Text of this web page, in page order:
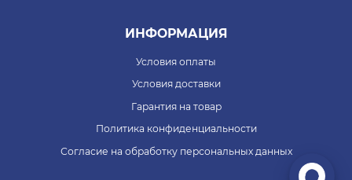
ИНФОРМАЦИЯ
Условия оплаты
Условия доставки
Гарантия на товар
Политика конфиденциальности
Согласие на обработку персональных данных